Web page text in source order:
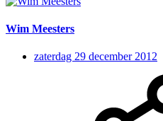
Wim Meesters
zaterdag 29 december 2012